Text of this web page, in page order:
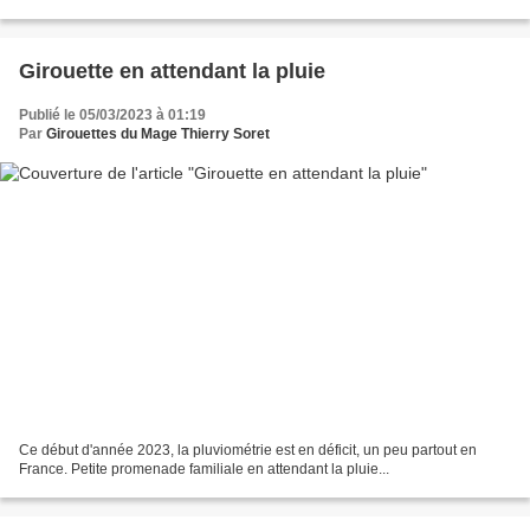
Girouette en attendant la pluie
Publié le 05/03/2023 à 01:19
Par Girouettes du Mage Thierry Soret
Ce début d'année 2023, la pluviométrie est en déficit, un peu partout en
France. Petite promenade familiale en attendant la pluie...